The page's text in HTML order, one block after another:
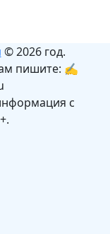
© 2026 год.
пишите: ✍
с